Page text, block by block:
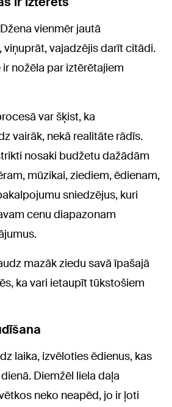
vienmēr jautā
viņuprāt, vajadzējis darīt citādi.
nožēla par iztērētajiem
var šķist, ka
vairāk, nekā realitāte rādīs.
nosaki budžetu dažādām
mūzikai, ziediem, ēdienam,
sniedzējus, kuri
cenu diapazonam
mazāk ziedu savā īpašajā
ka vari ietaupīt tūkstošiem
laika, izvēloties ēdienus, kas
Diemžēl liela daļa
neko neapēd, jo ir ļoti